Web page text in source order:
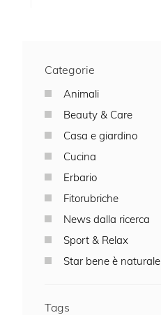
Categorie
Animali
Beauty & Care
Casa e giardino
Cucina
Erbario
Fitorubriche
News dalla ricerca
Sport & Relax
Star bene è naturale
Tags